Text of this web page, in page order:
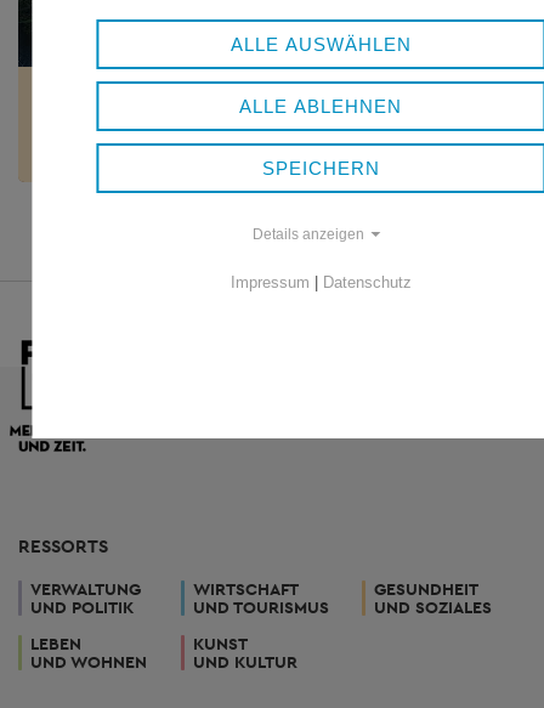
Wissensvermittlung, Stärkung der Sozialkompetenz –
Einzelberatung, Klassen- und Gruppenangebote
RESSORTS
VERWALTUNG
UND POLITIK
WIRTSCHAFT
UND TOURISMUS
GESUNDHEIT
UND SOZIALES
LEBEN
UND WOHNEN
KUNST
UND KULTUR
ALLE AUSWÄHLEN
ALLE ABLEHNEN
SPEICHERN
Details anzeigen
Impressum Datenschutz